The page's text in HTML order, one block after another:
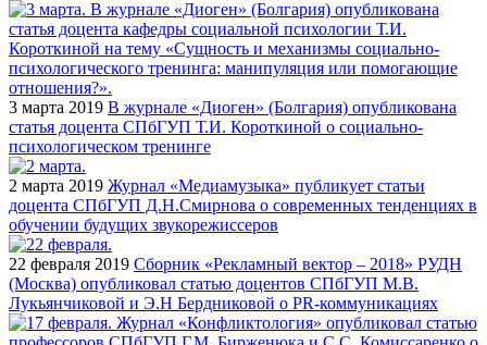
3 марта 2019 В журнале «Диоген» (Болгария) опубликована
статья доцента СПбГУП Т.И. Короткиной о социально-
психологическом тренинге
2 марта 2019 Журнал «Медиамузыка» публикует статьи
доцента СПбГУП Д.Н.Смирнова о современных тенденциях в
обучении будущих звукорежиссеров
22 февраля 2019 Сборник «Рекламный вектор – 2018» РУДН
(Москва) опубликовал статью доцентов СПбГУП М.В.
Лукьянчиковой и Э.Н Бердниковой о PR-коммуникациях